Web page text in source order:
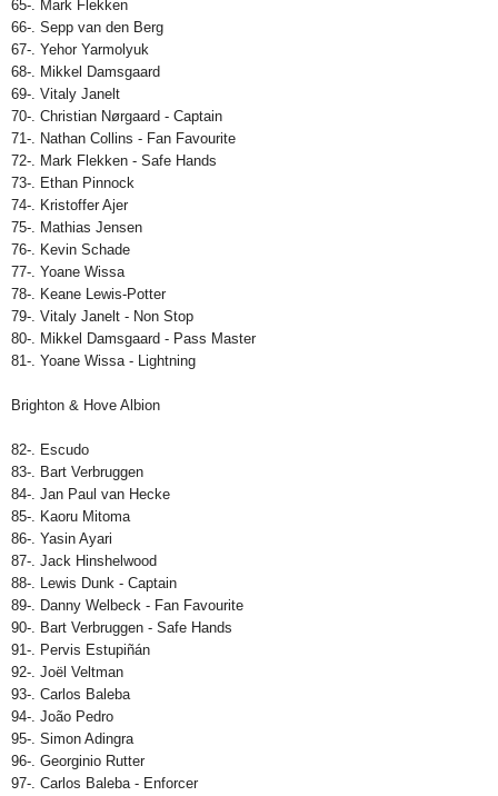
65-. Mark Flekken
66-. Sepp van den Berg
67-. Yehor Yarmolyuk
68-. Mikkel Damsgaard
69-. Vitaly Janelt
70-. Christian Nørgaard - Captain
71-. Nathan Collins - Fan Favourite
72-. Mark Flekken - Safe Hands
73-. Ethan Pinnock
74-. Kristoffer Ajer
75-. Mathias Jensen
76-. Kevin Schade
77-. Yoane Wissa
78-. Keane Lewis-Potter
79-. Vitaly Janelt - Non Stop
80-. Mikkel Damsgaard - Pass Master
81-. Yoane Wissa - Lightning
Brighton & Hove Albion
82-. Escudo
83-. Bart Verbruggen
84-. Jan Paul van Hecke
85-. Kaoru Mitoma
86-. Yasin Ayari
87-. Jack Hinshelwood
88-. Lewis Dunk - Captain
89-. Danny Welbeck - Fan Favourite
90-. Bart Verbruggen - Safe Hands
91-. Pervis Estupiñán
92-. Joël Veltman
93-. Carlos Baleba
94-. João Pedro
95-. Simon Adingra
96-. Georginio Rutter
97-. Carlos Baleba - Enforcer